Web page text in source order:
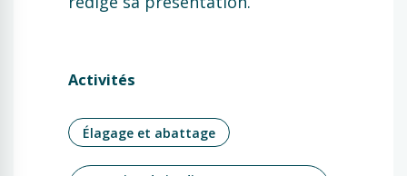
Activités
Élagage et abattage